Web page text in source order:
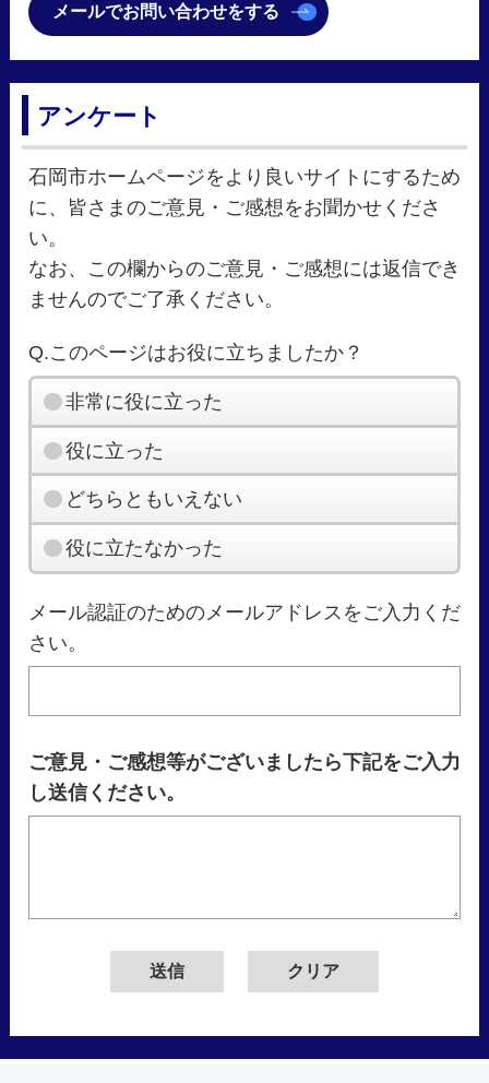
メールでお問い合わせをする
アンケート
石岡市ホームページをより良いサイトにするため
に、皆さまのご意見・ご感想をお聞かせくださ
い。
なお、この欄からのご意見・ご感想には返信でき
ませんのでご了承ください。
Q.このページはお役に立ちましたか？
非常に役に立った
役に立った
どちらともいえない
役に立たなかった
メール認証のためのメールアドレスをご入力くだ
さい。
ご意見・ご感想等がございましたら下記をご入力
し送信ください。